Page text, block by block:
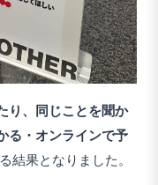
り、同じことを聞か
る・オンラインで予
果となりました。